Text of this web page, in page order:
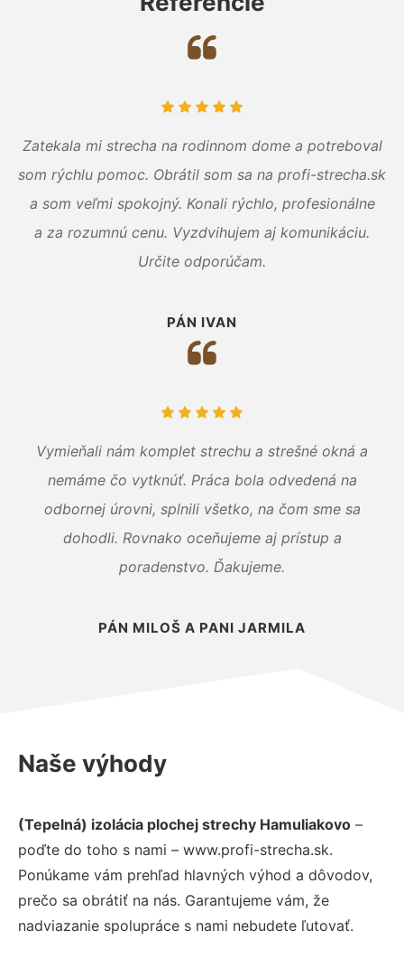
Zatekala mi strecha na rodinnom dome a potreboval
som rýchlu pomoc. Obrátil som sa na profi-strecha.sk
a som veľmi spokojný. Konali rýchlo, profesionálne
a za rozumnú cenu. Vyzdvihujem aj komunikáciu.
Určite odporúčam.
PÁN IVAN
Vymieňali nám komplet strechu a strešné okná a
nemáme čo vytknúť. Práca bola odvedená na
odbornej úrovni, splnili všetko, na čom sme sa
dohodli. Rovnako oceňujeme aj prístup a
poradenstvo. Ďakujeme.
PÁN MILOŠ A PANI JARMILA
Naše výhody
(Tepelná) izolácia plochej strechy Hamuliakovo –
poďte do toho s nami – www.profi-strecha.sk.
Ponúkame vám prehľad hlavných výhod a dôvodov,
prečo sa obrátiť na nás. Garantujeme vám, že
nadviazanie spolupráce s nami nebudete ľutovať.